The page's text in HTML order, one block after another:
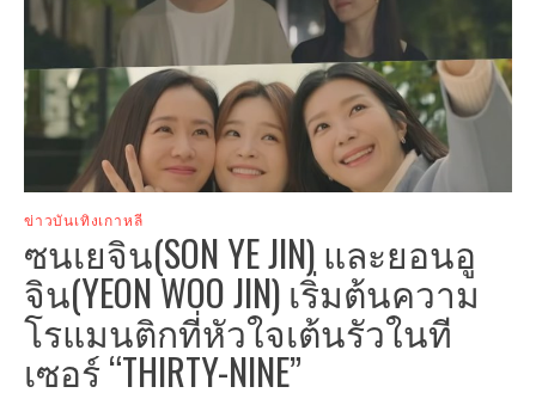
ข่าวบันเทิงเกาหลี
ซนเยจิน(SON YE JIN) และยอนอู
จิน(YEON WOO JIN) เริ่มต้นความ
โรแมนติกที่หัวใจเต้นรัวในที
เซอร์ “THIRTY-NINE”